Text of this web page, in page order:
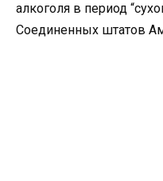
алкоголя в период
Соединенных штатов